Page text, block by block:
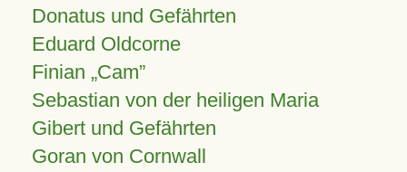
Donatus und Gefährten
Eduard Oldcorne
Finian Cam
Sebastian von der heiligen Maria
Gibert und Gefährten
Goran von Cornwall